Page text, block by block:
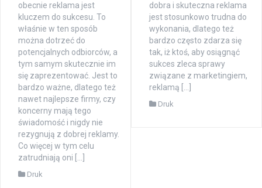
dobra i skuteczna reklama
jest stosunkowo trudna do
wykonania, dlatego też
bardzo często zdarza się
tak, iż ktoś, aby osiągnąć
sukces zleca sprawy
związane z marketingiem,
reklamą […]
Druk
obecnie reklama jest
kluczem do sukcesu. To
właśnie w ten sposób
można dotrzeć do
potencjalnych odbiorców, a
tym samym skutecznie im
się zaprezentować. Jest to
bardzo ważne, dlatego też
nawet najlepsze firmy, czy
koncerny mają tego
świadomość i nigdy nie
rezygnują z dobrej reklamy.
Co więcej w tym celu
zatrudniają oni […]
Druk